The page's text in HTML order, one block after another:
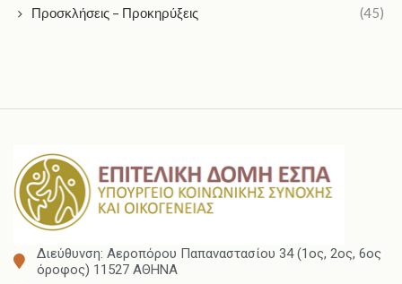
Προσκλήσεις – Προκηρύξεις (45)
Διεύθυνση: Αεροπόρου Παπαναστασίου 34 (1ος, 2ος, 6ος
όροφος) 11527 ΑΘΗΝΑ